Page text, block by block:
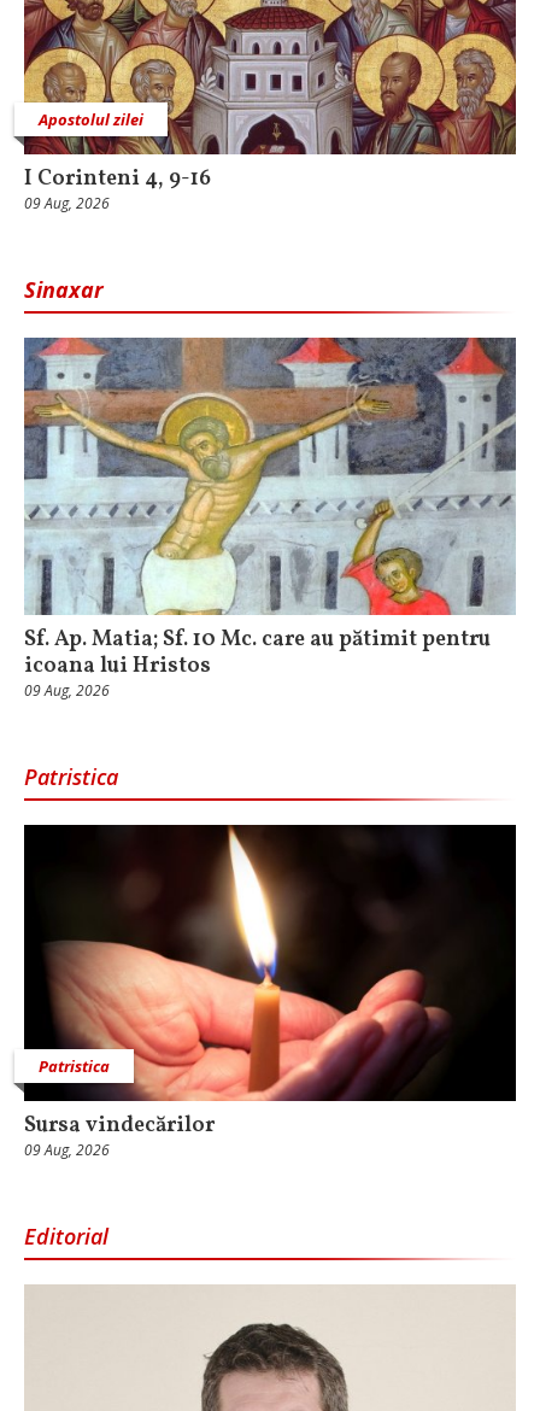
Apostolul zilei
I Corinteni 4, 9-16
09 Aug, 2026
Sinaxar
Sf. Ap. Matia; Sf. 10 Mc. care au pătimit pentru
icoana lui Hristos
09 Aug, 2026
Patristica
Patristica
Sursa vindecărilor
09 Aug, 2026
Editorial